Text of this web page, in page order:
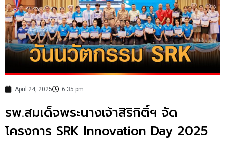
April 24, 2025 6:35 pm
รพ.สมเด็จพระนางเจ้าสิริกิติ์ฯ จัด
โครงการ SRK Innovation Day 2025